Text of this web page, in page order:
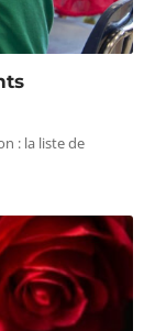
: la liste de